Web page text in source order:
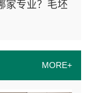
MORE+
家专业？毛坯